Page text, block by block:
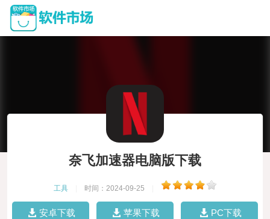
奈飞加速器电脑版下载
工具 时间：2024-09-25
安卓下载 苹果下载 PC下载